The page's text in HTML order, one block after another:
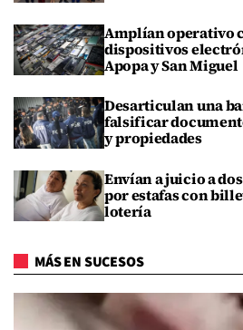
Amplían operativo
dispositivos
Apopa y San Miguel
Desarticulan una
falsificar
y propiedades
Envían a juicio a
por estafas con
lotería
MÁS EN SUCESOS